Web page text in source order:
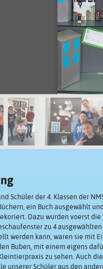
Schüler der 4. Klassen der
ein Buch ausgewählt
Dazu wurden voerst
zu 4
werden kann, waren sie mit
Buben, mit einem eigens
zu sehen. Auch
unserer Schüler aus den